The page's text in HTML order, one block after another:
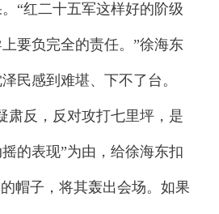
“红二十五军这样好的阶级
要负完全的责任。”徐海东
民感到难堪、下不了台。
肃反，反对攻打七里坪，是
的表现”为由，给徐海东扣
帽子，将其轰出会场。如果